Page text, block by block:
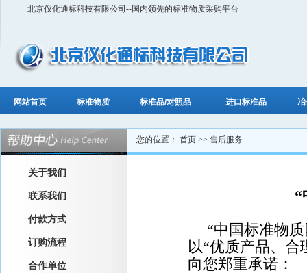
北京仪化通标科技有限公司--国内领先的标准物质采购平台
网站首页 标准物质 标准品/对照品 进口标准品
关于我们
联系我们
付款方式
订购流程
合作单位
您的位置： 首页 >> 售后服务
“
“中国标准物
以“优质产品、
向您郑重承诺：